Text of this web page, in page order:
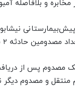
ی
ل
آمبولانس پایگاه ۹شهری به
حادثه ۲ نفر ارزیابی شد.
منتقل و مصدوم